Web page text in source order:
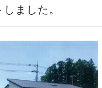
ました。